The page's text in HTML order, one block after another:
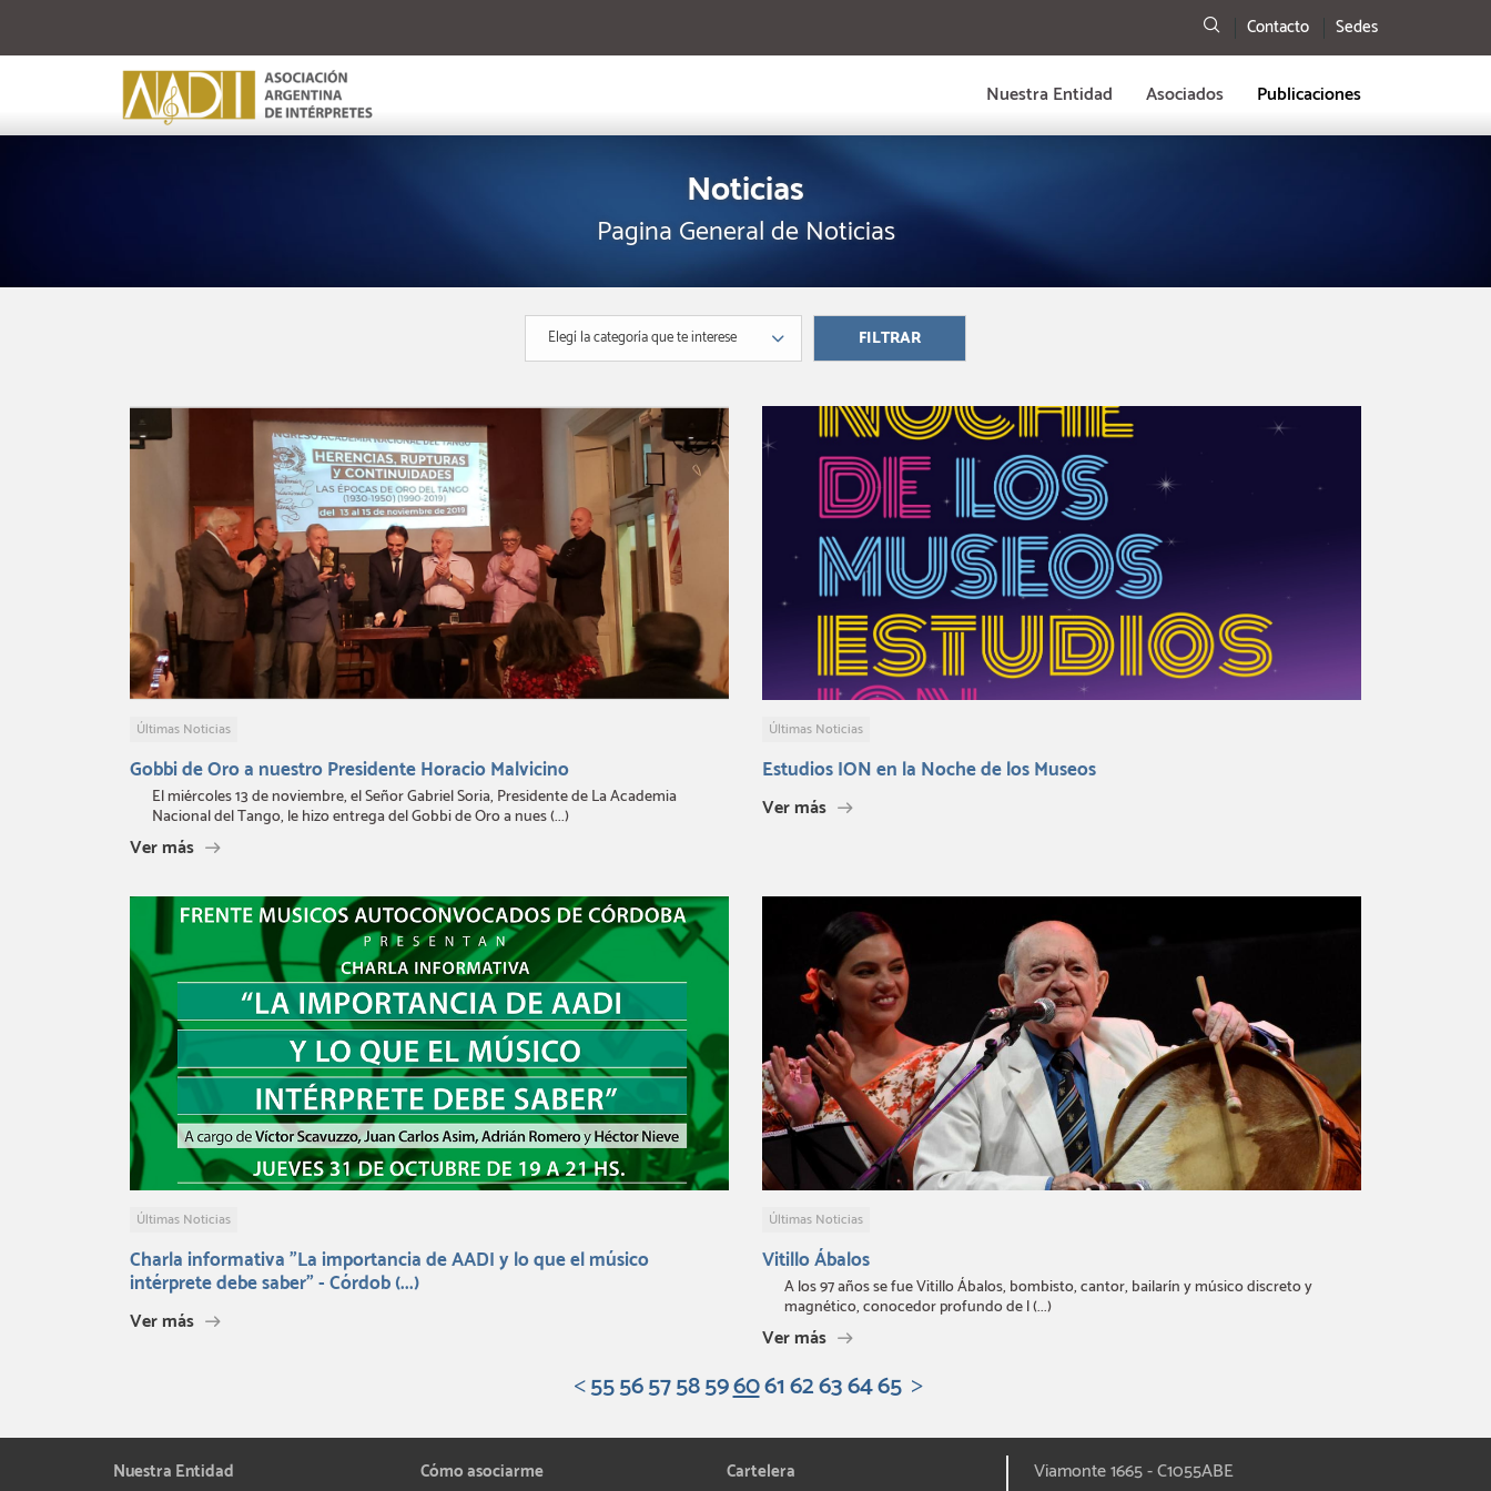
BuscarContacto Sedes
Nuestra Entidad Asociados Publicaciones
Noticias
Pagina General de Noticias
Elegí la categoría que te interese
Últimas Noticias
Gobbi de Oro a nuestro Presidente Horacio Malvicino
El miércoles 13 de noviembre, el Señor Gabriel Soria, Presidente de La Academia
Nacional del Tango, le hizo entrega del Gobbi de Oro a nues (...)
Ver más
Últimas Noticias
Estudios ION en la Noche de los Museos
Ver más
Últimas Noticias
Charla informativa "La importancia de AADI y lo que el músico
intérprete debe saber" - Córdob (...)
Ver más
Últimas Noticias
Vitillo Ábalos
A los 97 años se fue Vitillo Ábalos, bombisto, cantor, bailarín y músico discreto y
magnético, conocedor profundo de l (...)
Ver más
5556575859606162636465
Nuestra Entidad Cómo asociarme Cartelera
Viamonte 1665 - C1055ABE